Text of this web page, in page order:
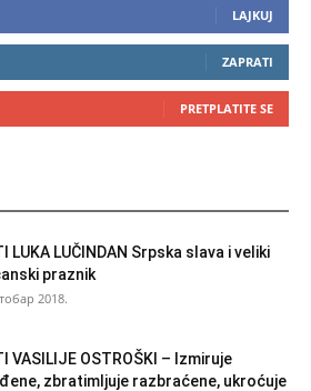
LAJKUJ
ZAPRATI
PRETPLATITE SE
LUKA LUČINDAN Srpska slava i veliki
praznik
2018.
VASILIJE OSTROŠKI – Izmiruje
zbratimljuje razbraćene, ukroćuje